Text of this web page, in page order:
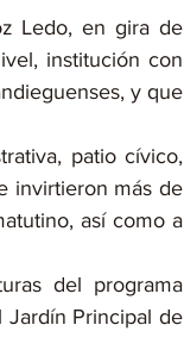
Ledo, en gira de
institución con
y que
patio cívico,
invirtieron más de
así como a
del programa
Jardín Principal de